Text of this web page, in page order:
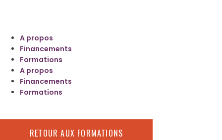
A propos
Financements
Formations
A propos
Financements
Formations
RETOUR AUX FORMATIONS